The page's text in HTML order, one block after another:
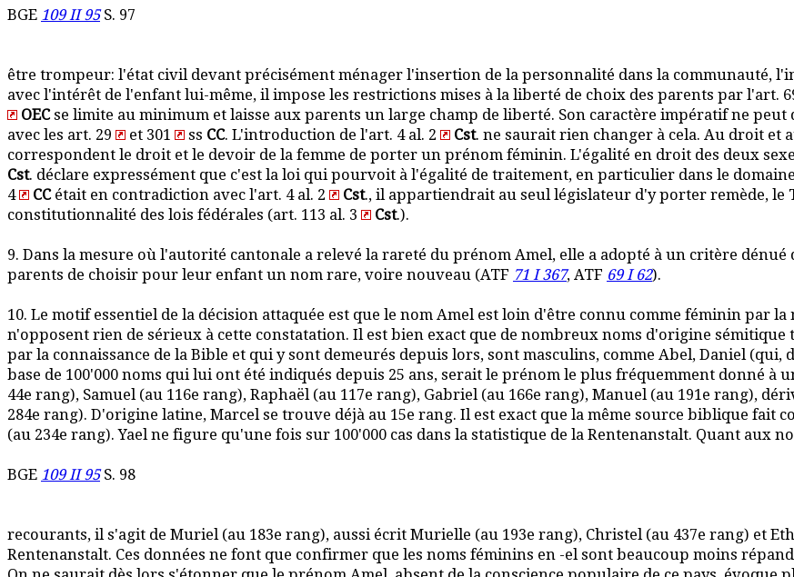
BGE 109 II 95S. 97
être trompeur: l'état civil devant précisément ménager l'insertion de la personnalité dans la communauté,
avec l'intérêt de l'enfant lui-même, il impose les restrictions mises à la liberté de choix des parents par l'art.
OECse limite au minimum et laisse aux parents un large champ de liberté. Son caractère impératif ne
avec les art. 29
et 301 ss CC. L'introduction de l'art. 4 al. 2 Cst. ne saurait rien changer à cela. Au droit
correspondent le droit et le devoir de la femme de porter un prénom féminin. L'égalité en droit des deux
Cst. déclare expressément que c'est la loi qui pourvoit à l'égalité de traitement, en particulier dans le
4
CCétait en contradiction avec l'art. 4 al. 2 Cst., il appartiendrait au seul législateur d'y porter remède,
constitutionnalité des lois fédérales (art. 113 al. 3
Cst.).
9. Dans la mesure où l'autorité cantonale a relevé la rareté du prénom Amel, elle a adopté à un critère dénué
parents de choisir pour leur enfant un nom rare, voire nouveau (ATF 71 I 367, ATF 69 I 62).
10. Le motif essentiel de la décision attaquée est que le nom Amel est loin d'être connu comme féminin par
n'opposent rien de sérieux à cette constatation. Il est bien exact que de nombreux noms d'origine
par la connaissance de la Bible et qui y sont demeurés depuis lors, sont masculins, comme Abel, Daniel
base de 100'000 noms qui lui ont été indiqués depuis 25 ans, serait le prénom le plus fréquemment donné à
44e rang), Samuel (au 116e rang), Raphaël (au 117e rang), Gabriel (au 166e rang), Manuel (au 191e rang),
284e rang). D'origine latine, Marcel se trouve déjà au 15e rang. Il est exact que la même source biblique fait
(au 234e rang). Yael ne figure qu'une fois sur 100'000 cas dans la statistique de la Rentenanstalt. Quant aux
BGE 109 II 95S. 98
recourants, il s'agit de Muriel (au 183e rang), aussi écrit Murielle (au 193e rang), Christel (au 437e rang) et
Rentenanstalt. Ces données ne font que confirmer que les noms féminins en -el sont beaucoup moins